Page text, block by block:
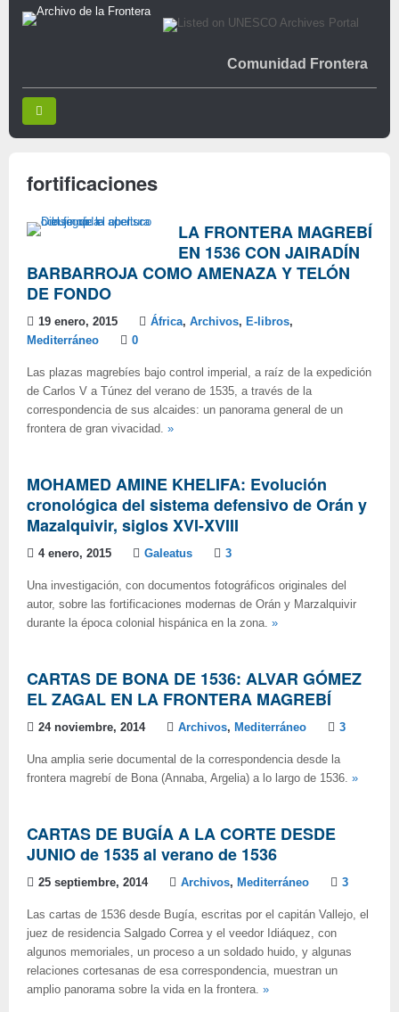
Comunidad Frontera
fortificaciones
LA FRONTERA MAGREBÍ
EN 1536 CON JAIRADÍN
BARBARROJA COMO AMENAZA Y TELÓN
DE FONDO
19 enero, 2015 África, Archivos, E-libros,
Mediterráneo
0
Las plazas magrebíes bajo control imperial, a raíz de la expedición
de Carlos V a Túnez del verano de 1535, a través de la
correspondencia de sus alcaides: un panorama general de un
frontera de gran vivacidad. »
MOHAMED AMINE KHELIFA: Evolución
cronológica del sistema defensivo de Orán y
Mazalquivir, siglos XVI-XVIII
4 enero, 2015 Galeatus 3
Una investigación, con documentos fotográficos originales del
autor, sobre las fortificaciones modernas de Orán y Marzalquivir
durante la época colonial hispánica en la zona. »
CARTAS DE BONA DE 1536: ALVAR GÓMEZ
EL ZAGAL EN LA FRONTERA MAGREBÍ
24 noviembre, 2014 Archivos, Mediterráneo 3
Una amplia serie documental de la correspondencia desde la
frontera magrebí de Bona (Annaba, Argelia) a lo largo de 1536. »
CARTAS DE BUGÍA A LA CORTE DESDE
JUNIO de 1535 al verano de 1536
25 septiembre, 2014 Archivos, Mediterráneo 3
Las cartas de 1536 desde Bugía, escritas por el capitán Vallejo, el
juez de residencia Salgado Correa y el veedor Idiáquez, con
algunos memoriales, un proceso a un soldado huido, y algunas
relaciones cortesanas de esa correspondencia, muestran un
amplio panorama sobre la vida en la frontera. »